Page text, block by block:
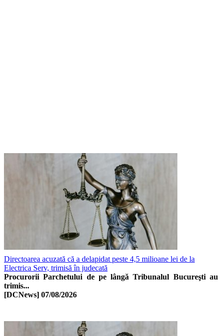
Directoarea acuzată că a delapidat peste 4,5 milioane lei de la
Electrica Serv, trimisă în judecată
Procurorii Parchetului de pe lângă Tribunalul Bucureşti au
trimis...
[DCNews] 07/08/2026